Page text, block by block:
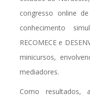
congresso online
conhecimento
RECOMECE e
minicursos,
mediadores.
Como resultados,